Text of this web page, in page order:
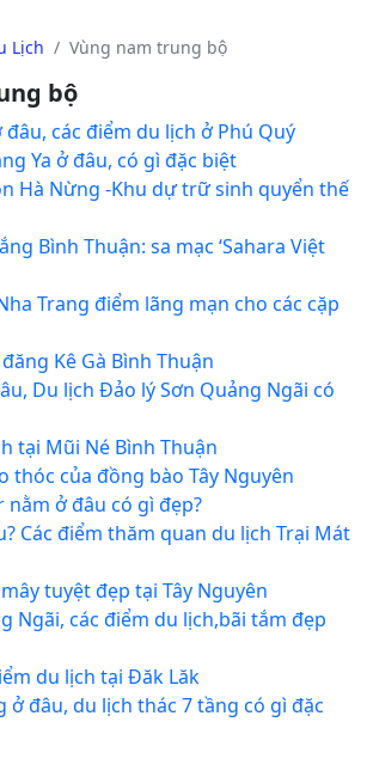
Lịch Vùng nam trung bộ
bộ
các điểm du lịch ở Phú Quý
Ya ở đâu, có gì đặc biệt
Hà Nừng -Khu dự trữ sinh quyển thế
Bình Thuận: sa mạc ‘Sahara Việt
Trang điểm lãng mạn cho các cặp
Kê Gà Bình Thuận
Du lịch Đảo lý Sơn Quảng Ngãi có
tại Mũi Né Bình Thuận
thóc của đồng bào Tây Nguyên
nằm ở đâu có gì đẹp?
Các điểm thăm quan du lịch Trại Mát
tuyệt đẹp tại Tây Nguyên
Ngãi, các điểm du lịch,bãi tắm đẹp
du lịch tại Đăk Lăk
ở đâu, du lịch thác 7 tầng có gì đặc